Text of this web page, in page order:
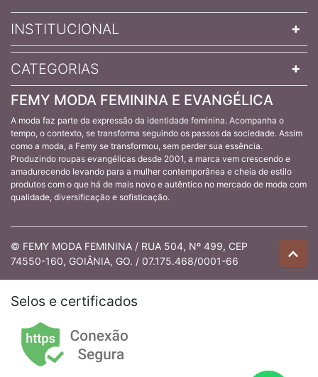
INSTITUCIONAL
CATEGORIAS
FEMY MODA FEMININA E EVANGÉLICA
A moda faz parte da expressão da identidade feminina. Acompanha o
tempo, o contexto, se transforma seguindo os passos da sociedade. Assim
como a moda, a Femy se transformou, sem perder sua essência.
Produzindo roupas evangélicas desde 2001, a marca vem crescendo e
amadurecendo levando para a mulher contemporânea e cheia de estilo
produtos com o que há de mais novo e autêntico no mercado de moda com
qualidade, diversificação e sofisticação.
© FEMY MODA FEMININA / RUA 504, Nº 499, CEP
74550-160, GOIÂNIA, GO. / 07.175.468/0001-66
Selos e certificados